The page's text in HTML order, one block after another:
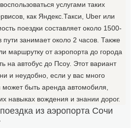
услугами таких
как Яндекс.Такси, Uber или
поездки составляет около 1500-
занимает около 2 часов. Также
маршрутку от аэропорта до города
на автобус до Псоу. Этот вариант
и неудобно, если у вас много
может быть аренда автомобиля,
навыках вождения и знании дорог.
из аэропорта Сочи